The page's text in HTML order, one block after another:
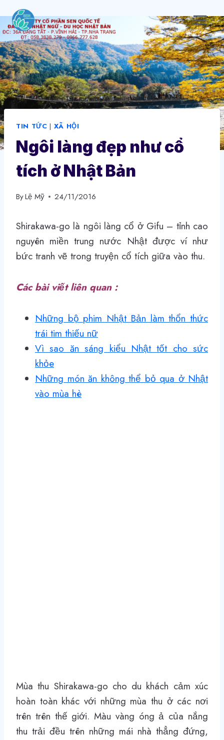
content
TIN TỨC | XÃ HỘI
Ngôi làng đẹp như cổ
tích ở Nhật Bản
ByLệ Mỹ 24/11/2016
Shirakawa-go là ngôi làng cổ ở Gifu – tỉnh cao
nguyên miền trung nước Nhật được ví như
bức tranh vẽ trong truyện cổ tích giữa vào thu.
Các bài viết liên quan :
Những bộ phim Nhật Bản làm thổn thức
trái tim thiếu nữ
Vì sao ăn sáng kiểu Nhật tốt cho sức
khỏe
Những món ăn không thể bỏ qua ở Nhật
vào mùa hè
Mùa thu Shirakawa-go cho du khách cảm xúc
hoàn toàn khác với những mùa thu ở các nơi
trên trên thế giới. Màu vàng óng ả của nắng
thu trải đều trên những mái nhà thẳng đứng,